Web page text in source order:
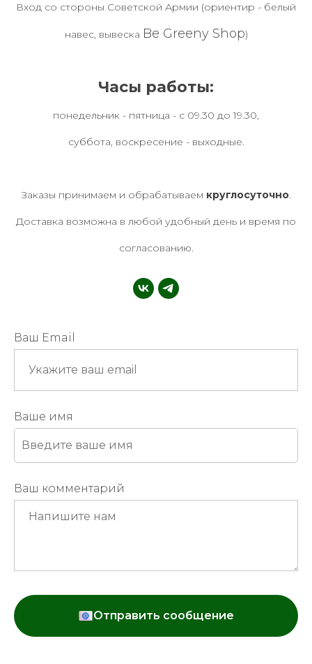
Вход со стороны Советской Армии (ориентир - белый
навес, вывеска Be Greeny Shop)
Часы работы:
понедельник - пятница - с 09.30 до 19.30,
суббота, воскресение - выходные.
Заказы принимаем и обрабатываем круглосуточно.
Доставка возможна в любой удобный день и время по
согласованию.
Ваш Email
Ваше имя
Ваш комментарий
Отправить сообщение